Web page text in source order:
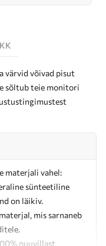
värvid võivad pisut
sõltub teie monitori
materjali vahel:
sünteetiline
on läikiv.
mis sarnaneb
puuvillast